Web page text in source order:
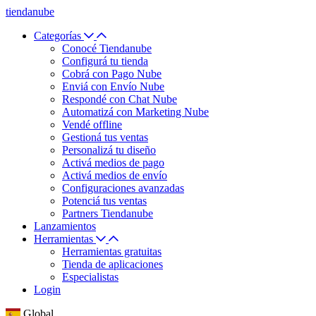
tiendanube
Categorías
Conocé Tiendanube
Configurá tu tienda
Cobrá con Pago Nube
Enviá con Envío Nube
Respondé con Chat Nube
Automatizá con Marketing Nube
Vendé offline
Gestioná tus ventas
Personalizá tu diseño
Activá medios de pago
Activá medios de envío
Configuraciones avanzadas
Potenciá tus ventas
Partners Tiendanube
Lanzamientos
Herramientas
Herramientas gratuitas
Tienda de aplicaciones
Especialistas
Login
Global